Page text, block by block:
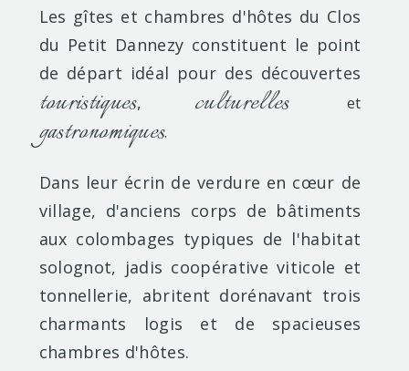
Les gîtes et chambres d'hôtes du Clos
du Petit Dannezy constituent le point
de départ idéal pour des découvertes
touristiques, culturelles et
gastronomiques.
Dans leur écrin de verdure en cœur de
village, d'anciens corps de bâtiments
aux colombages typiques de l'habitat
solognot, jadis coopérative viticole et
tonnellerie, abritent dorénavant trois
charmants logis et de spacieuses
chambres d'hôtes.